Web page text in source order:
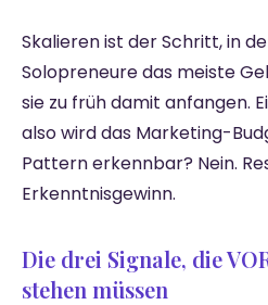
Skalieren ist der Schritt, in
Solopreneure das meiste
sie zu früh damit anfangen.
also wird das Marketing-
Pattern erkennbar? Nein.
Erkenntnisgewinn.
Die drei Signale, die
stehen müssen